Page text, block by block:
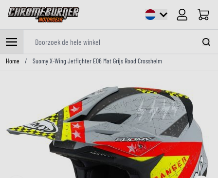
Cart
Ga naar de inhoud
Home / Suomy X-Wing Jetfighter E06 Mat Grijs Rood Crosshelm